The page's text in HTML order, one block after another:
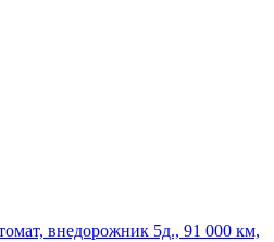
внедорожник 5д., 91 000 км,